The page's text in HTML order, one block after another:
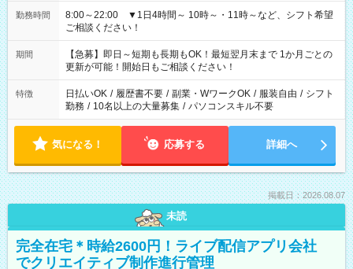
勤務時間
8:00～22:00 ▼1日4時間～ 10時～・11時～など、シフト希望
ご相談ください！
期間
【急募】即日～短期も長期もOK！最短翌月末まで 1か月ごとの
更新が可能！開始日もご相談ください！
特徴 日払いOK / 履歴書不要 / 副業・WワークOK / 服装自由 / シフト
勤務 / 10名以上の大量募集 / パソコンスキル不要
気になる！ 応募する 詳細へ
掲載日：2026.08.07
未読
完全在宅＊時給2600円！ライブ配信アプリ会社
でクリエイティブ制作進行管理